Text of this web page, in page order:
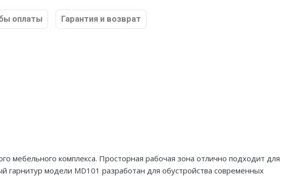
оплаты Гарантия и возврат
мебельного комплекса. Просторная рабочая зона отлично подходит для
гарнитур модели MD101 разработан для обустройства современных